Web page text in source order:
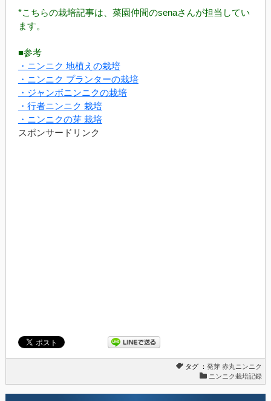
*こちらの栽培記事は、菜園仲間のsenaさんが担当してい
ます。
■参考
・ニンニク 地植えの栽培
・ニンニク プランターの栽培
・ジャンボニンニクの栽培
・行者ニンニク 栽培
・ニンニクの芽 栽培
スポンサードリンク
タグ ：発芽 赤丸ニンニク
ニンニク栽培記録